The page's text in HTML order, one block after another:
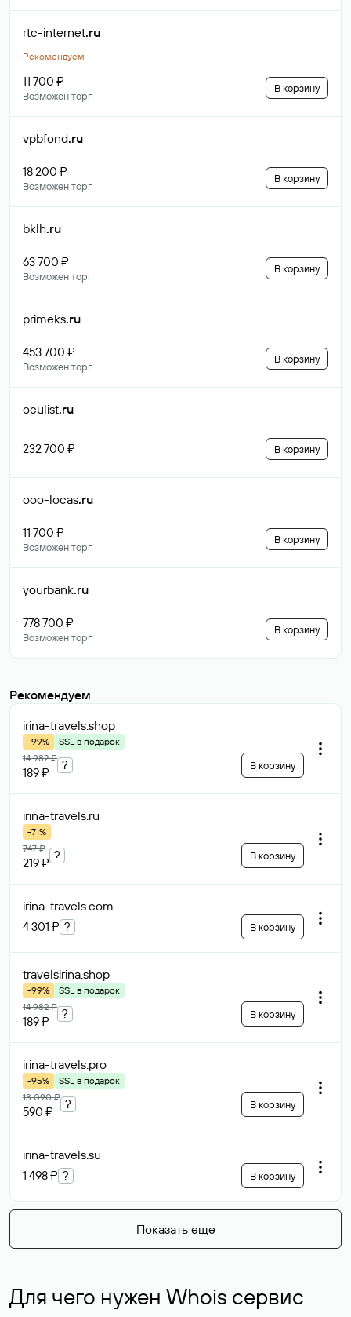
rtc-internet.ru
Рекомендуем
11 700 ₽
Возможен торг
В корзину
vpbfond.ru
18 200 ₽
Возможен торг
В корзину
bklh.ru
63 700 ₽
Возможен торг
В корзину
primeks.ru
453 700 ₽
Возможен торг
В корзину
oculist.ru
232 700 ₽ В корзину
ooo-locas.ru
11 700 ₽
Возможен торг
В корзину
yourbank.ru
778 700 ₽
Возможен торг
В корзину
Рекомендуем
irina-travels.shop
-99%
SSL в подарок
14 982 ₽
189 ₽
? В корзину
irina-travels.ru
-71%
747 ₽
219 ₽
? В корзину
irina-travels.com
4 301 ₽ ? В корзину
travelsirina.shop
-99%
SSL в подарок
14 982 ₽
189 ₽
? В корзину
irina-travels.pro
-95%
SSL в подарок
13 090 ₽
590 ₽
? В корзину
irina-travels.su
1 498 ₽ ? В корзину
Показать еще
Для чего нужен Whois сервис